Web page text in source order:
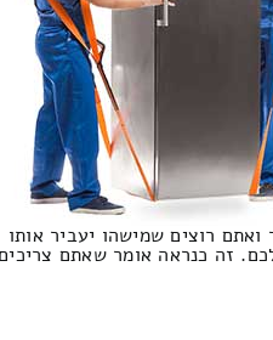
רוצים שמישהו יעביר אותו
זה כנראה אומר שאתם